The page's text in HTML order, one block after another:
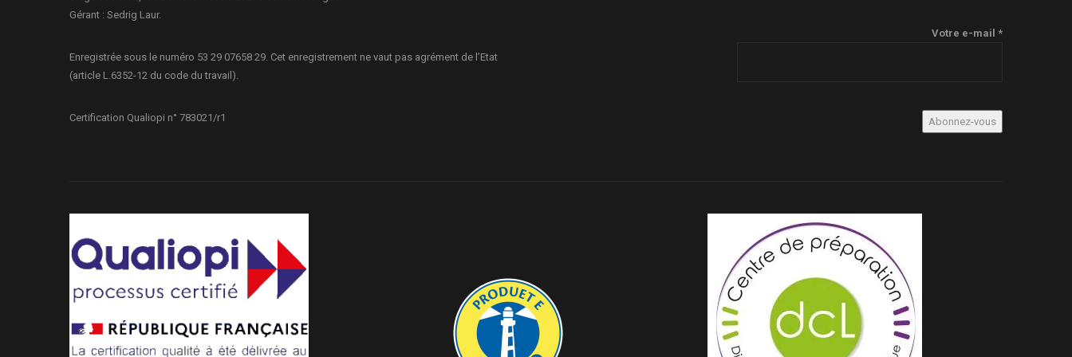
Gérant : Sedrig Laur.
Enregistrée sous le numéro 53 29 07658 29. Cet enregistrement ne vaut pas agrément de l’Etat
(article L.6352-12 du code du travail).
Certification Qualiopi n° 783021/r1
Votre e-mail *